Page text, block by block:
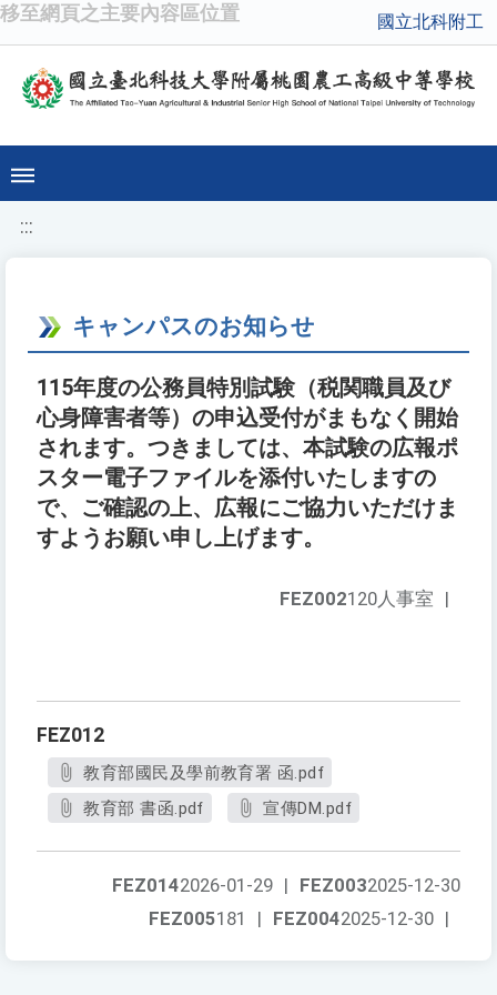
移至網頁之主要內容區位置 國立北科附工
:::
キャンパスのお知らせ
115年度の公務員特別試験（税関職員及び
心身障害者等）の申込受付がまもなく開始
されます。つきましては、本試験の広報ポ
スター電子ファイルを添付いたしますの
で、ご確認の上、広報にご協力いただけま
すようお願い申し上げます。
FEZ002120人事室 |
FEZ012
教育部國民及學前教育署 函.pdf
教育部 書函.pdf
宣傳DM.pdf
FEZ0032025-12-30
FEZ0142026-01-29 |
FEZ0042025-12-30 |
FEZ005181 |